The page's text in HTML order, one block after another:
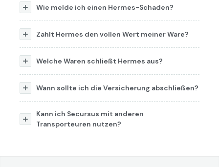
Wie melde ich einen Hermes-Schaden?
Zahlt Hermes den vollen Wert meiner Ware?
Welche Waren schließt Hermes aus?
Wann sollte ich die Versicherung abschließen?
Kann ich Secursus mit anderen
Transporteuren nutzen?